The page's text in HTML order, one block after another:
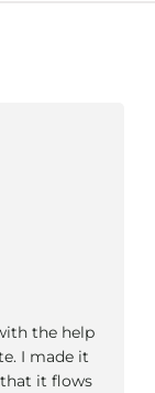
the help
I made it
it flows